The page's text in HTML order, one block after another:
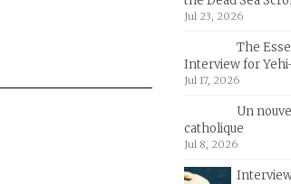
Jul 23, 2026
The
Interview for
Jul 17, 2026
Un
catholique
Jul 8, 2026